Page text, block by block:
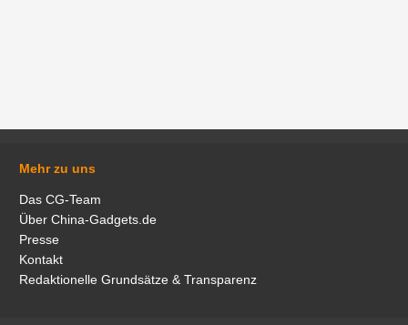
Mehr zu uns
Das CG-Team
Über China-Gadgets.de
Presse
Kontakt
Redaktionelle Grundsätze & Transparenz